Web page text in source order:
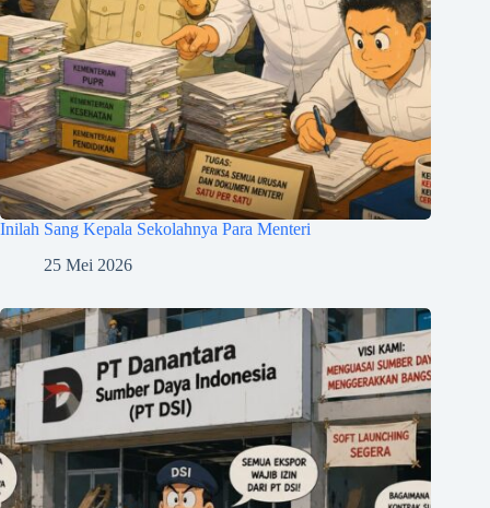
Inilah Sang Kepala Sekolahnya Para Menteri
25 Mei 2026